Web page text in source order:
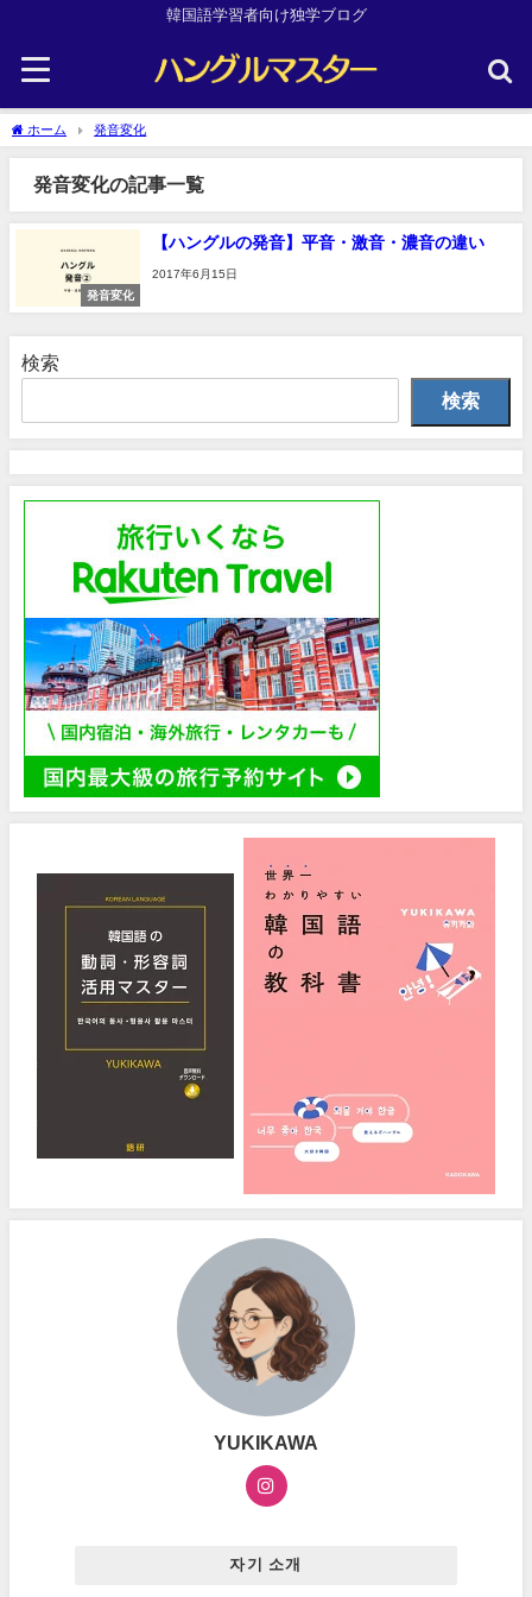
韓国語学習者向け独学ブログ
ホーム 発音変化
発音変化の記事一覧
発音変化
【ハングルの発音】平音・激音・濃音の違い
2017年6月15日
検索
検索
YUKIKAWA
자기 소개